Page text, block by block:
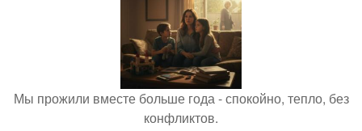
Мы прожили вместе больше года - спокойно, тепло, без
конфликтов.